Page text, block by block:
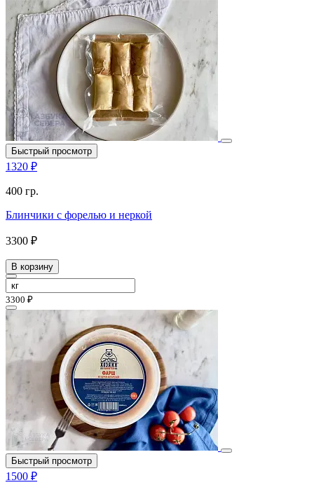
Быстрый просмотр
1320 ₽
400 гр.
Блинчики с форелью и неркой
3300 ₽
В корзину
3300 ₽
Быстрый просмотр
1500 ₽